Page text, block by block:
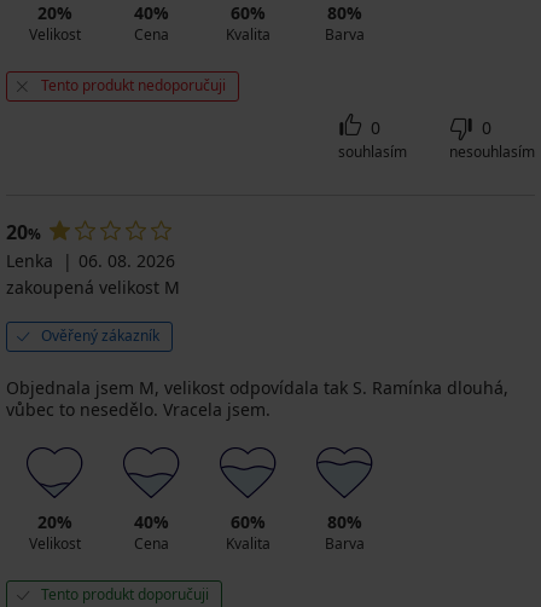
20%
Velikost
40%
Cena
60%
Kvalita
80%
Barva
Tento produkt nedoporučuji
0
souhlasím
0
nesouhlasím
20%
Lenka
06. 08. 2026
zakoupená velikost M
Ověřený zákazník
Objednala jsem M, velikost odpovídala tak S. Ramínka dlouhá,
vůbec to nesedělo. Vracela jsem.
20%
Velikost
40%
Cena
60%
Kvalita
80%
Barva
Tento produkt doporučuji